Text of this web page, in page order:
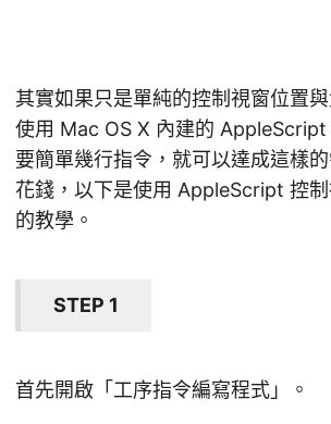
其實如果只是單純的控制視窗位置
使用 Mac OS X 內建的 AppleScript
要簡單幾行指令，就可以達成這樣
花錢，以下是使用 AppleScript 控
的教學。
STEP 1
首先開啟「工序指令編寫程式」。